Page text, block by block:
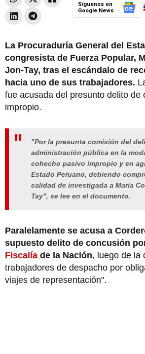
Síguenos en
Google News
La Procuraduría General del
congresista de Fuerza Popular,
Jon-Tay, tras el escándalo de
hacia uno de sus trabajadores.
fue acusada del presunto delito de
impropio.
"Por la presunta comisión del
administración pública en la
cohecho pasivo impropio y en
Estado Peruano, debiendo
calidad de investigada a María
Tay", se lee en el documento.
Paralelamente se acusa a
supuesto delito de concusión
Fiscalía de la Nación, luego de la
trabajadores de despacho por
viajes de representación".